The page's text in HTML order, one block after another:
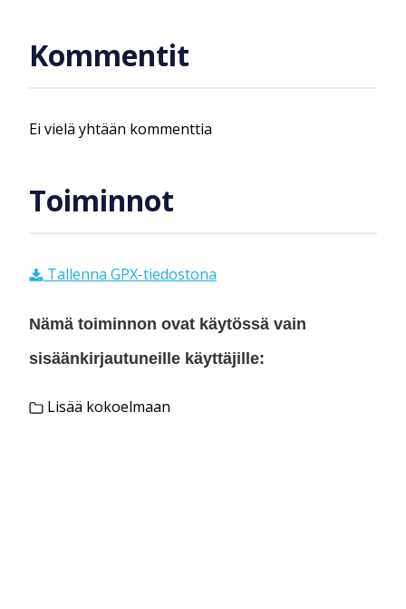
Kommentit
Ei vielä yhtään kommenttia
Toiminnot
Tallenna GPX-tiedostona
Nämä toiminnon ovat käytössä vain
sisäänkirjautuneille käyttäjille:
Lisää kokoelmaan